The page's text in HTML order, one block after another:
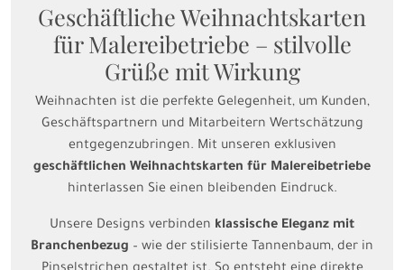
Geschäftliche Weihnachtskarten
für Malereibetriebe – stilvolle
Grüße mit Wirkung
Weihnachten ist die perfekte Gelegenheit, um Kunden,
Geschäftspartnern und Mitarbeitern Wertschätzung
entgegenzubringen. Mit unseren exklusiven
geschäftlichen Weihnachtskarten für Malereibetriebe
hinterlassen Sie einen bleibenden Eindruck.
Unsere Designs verbinden klassische Eleganz mit
Branchenbezug – wie der stilisierte Tannenbaum, der in